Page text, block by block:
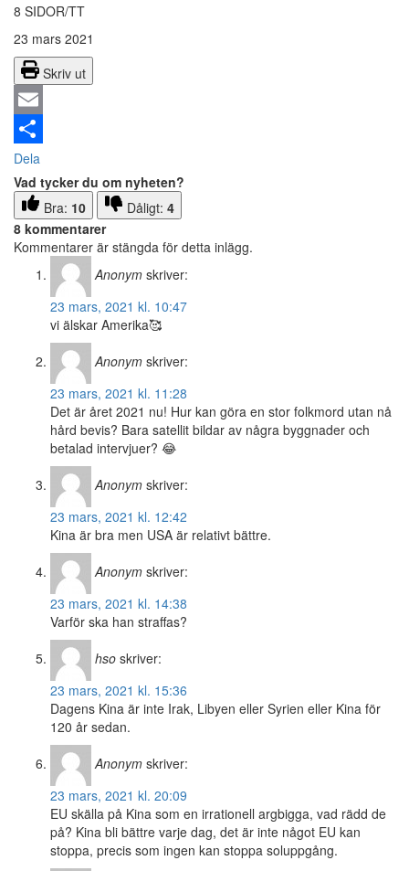
8 SIDOR/TT
23 mars 2021
Skriv ut
Email
Dela
Vad tycker du om nyheten?
Bra: 10 Dåligt: 4
8 kommentarer
Kommentarer är stängda för detta inlägg.
Anonym skriver:
23 mars, 2021 kl. 10:47
vi älskar Amerika🥰
Anonym skriver:
23 mars, 2021 kl. 11:28
Det är året 2021 nu! Hur kan göra en stor folkmord utan nå
hård bevis? Bara satellit bildar av några byggnader och
betalad intervjuer? 😂
Anonym skriver:
23 mars, 2021 kl. 12:42
Kina är bra men USA är relativt bättre.
Anonym skriver:
23 mars, 2021 kl. 14:38
Varför ska han straffas?
hso skriver:
23 mars, 2021 kl. 15:36
Dagens Kina är inte Irak, Libyen eller Syrien eller Kina för
120 år sedan.
Anonym skriver:
23 mars, 2021 kl. 20:09
EU skälla på Kina som en irrationell argbigga, vad rädd de
på? Kina bli bättre varje dag, det är inte något EU kan
stoppa, precis som ingen kan stoppa soluppgång.